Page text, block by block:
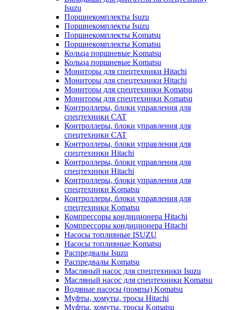
Isuzu
Поршнекомплекты Isuzu
Поршнекомплекты Isuzu
Поршнекомплекты Komatsu
Поршнекомплекты Komatsu
Кольца поршневые Komatsu
Кольца поршневые Komatsu
Мониторы для спецтехники Hitachi
Мониторы для спецтехники Hitachi
Мониторы для спецтехники Komatsu
Мониторы для спецтехники Komatsu
Контроллеры, блоки управления для
спецтехники CAT
Контроллеры, блоки управления для
спецтехники CAT
Контроллеры, блоки управления для
спецтехники Hitachi
Контроллеры, блоки управления для
спецтехники Hitachi
Контроллеры, блоки управления для
спецтехники Komatsu
Контроллеры, блоки управления для
спецтехники Komatsu
Компрессоры кондиционера Hitachi
Компрессоры кондиционера Hitachi
Насосы топливные ISUZU
Насосы топливные Komatsu
Распредвалы Isuzu
Распредвалы Komatsu
Масляный насос для спецтехники Isuzu
Масляный насос для спецтехники Komatsu
Водяные насосы (помпы) Komatsu
Муфты, хомуты, тросы Hitachi
Муфты, хомуты, тросы Komatsu